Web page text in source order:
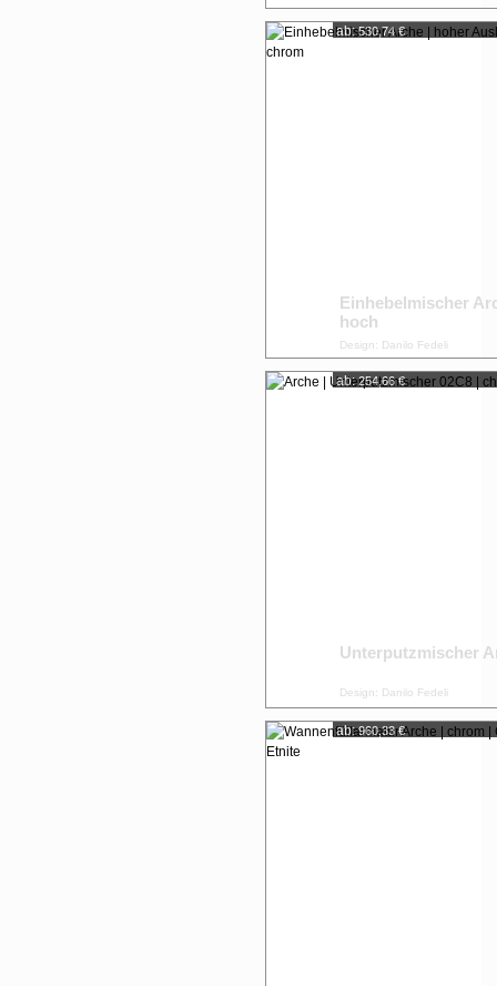
ab: 530,74 €
Einhebelmischer
hoch
Design: Danilo Fedeli
ab: 254,66 €
Unterputzmischer
Design: Danilo Fedeli
ab: 960,33 €